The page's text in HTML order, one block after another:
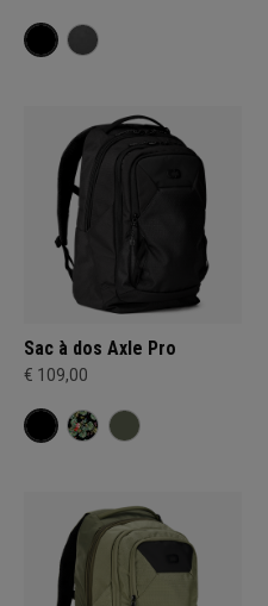
Sac à dos Axle Pro
€ 109,00